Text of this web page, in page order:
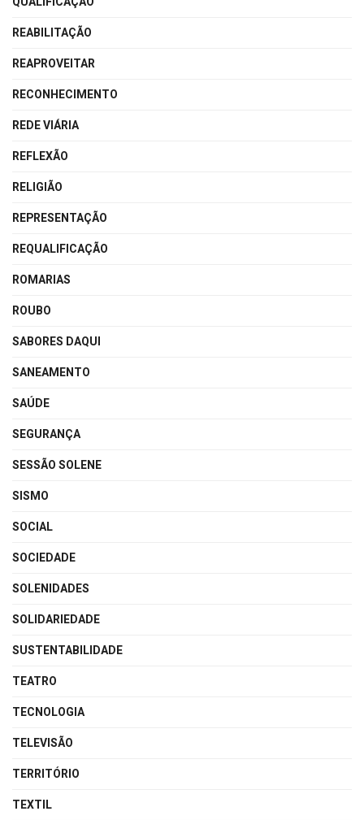
REABILITAÇÃO
REAPROVEITAR
RECONHECIMENTO
REDE VIÁRIA
REFLEXÃO
RELIGIÃO
REPRESENTAÇÃO
REQUALIFICAÇÃO
ROMARIAS
ROUBO
SABORES DAQUI
SANEAMENTO
SAÚDE
SEGURANÇA
SESSÃO SOLENE
SISMO
SOCIAL
SOCIEDADE
SOLENIDADES
SOLIDARIEDADE
SUSTENTABILIDADE
TEATRO
TECNOLOGIA
TELEVISÃO
TERRITÓRIO
TEXTIL